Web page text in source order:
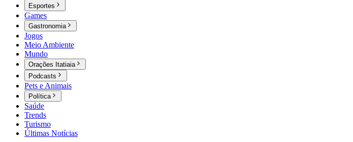
Esportes
Games
Gastronomia
Jogos
Meio Ambiente
Mundo
Orações Itatiaia
Podcasts
Pets e Animais
Política
Saúde
Trends
Turismo
Últimas Notícias